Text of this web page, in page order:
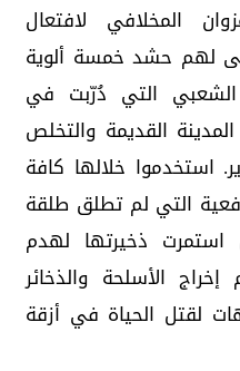
المخلافي لافتعال
لهم حشد خمسة ألوية
الشعبي التي دُرّبت في
القديمة والتخلص
استخدموا خلالها كافة
التي لم تطلق طلقة
استمرت ذخيرتها لهدم
الأسلحة والذخائر
لقتل الحياة في أزقة